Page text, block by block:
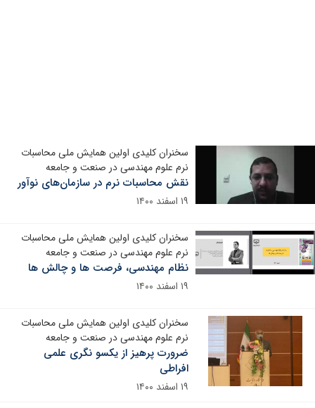
سخنران کلیدی اولین همایش ملی محاسبات
نرم علوم مهندسی در صنعت و جامعه
نقش محاسبات نرم در سازمان‌های نوآور
۱۹ اسفند ۱۴۰۰
سخنران کلیدی اولین همایش ملی محاسبات
نرم علوم مهندسی در صنعت و جامعه
نظام مهندسی، فرصت ها و چالش ها
۱۹ اسفند ۱۴۰۰
سخنران کلیدی اولین همایش ملی محاسبات
نرم علوم مهندسی در صنعت و جامعه
ضرورت پرهیز از یکسو نگری علمی
افراطی
۱۹ اسفند ۱۴۰۰